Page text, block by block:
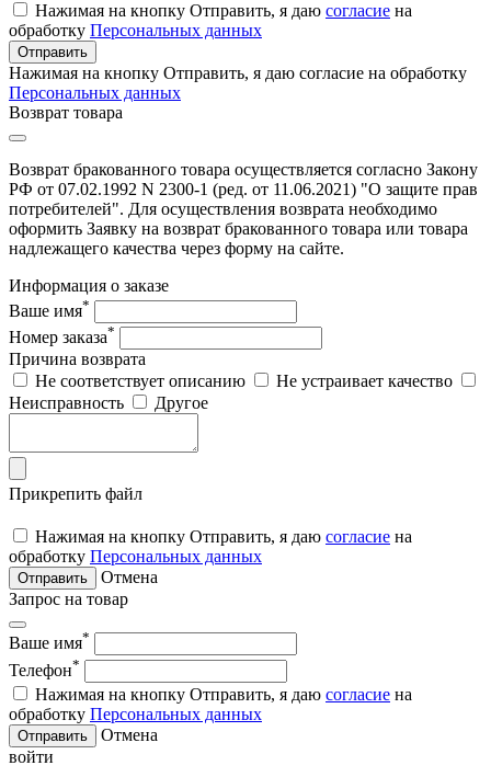
Нажимая на кнопку Отправить, я даю согласие на
обработку Персональных данных
Отправить
Нажимая на кнопку Отправить, я даю согласие на обработку
Персональных данных
Возврат товара
Возврат бракованного товара осуществляется согласно Закону
РФ от 07.02.1992 N 2300-1 (ред. от 11.06.2021) "О защите прав
потребителей". Для осуществления возврата необходимо
оформить Заявку на возврат бракованного товара или товара
надлежащего качества через форму на сайте.
Информация о заказе
Ваше имя*
Номер заказа*
Причина возврата
Не соответствует описанию
Не устраивает качество
Неисправность
Другое
Прикрепить файл
Нажимая на кнопку Отправить, я даю согласие на
обработку Персональных данных
Отправить
Отмена
Запрос на товар
Ваше имя*
Телефон*
Нажимая на кнопку Отправить, я даю согласие на
обработку Персональных данных
Отправить
Отмена
войти